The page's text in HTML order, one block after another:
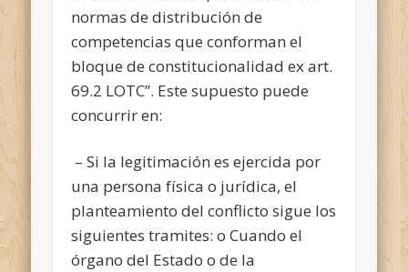
normas de distribución de
competencias que conforman el
bloque de constitucionalidad ex art.
69.2 LOTC”. Este supuesto puede
concurrir en:
– Si la legitimación es ejercida por
una persona física o jurídica, el
planteamiento del conflicto sigue los
siguientes tramites: o Cuando el
órgano del Estado o de la